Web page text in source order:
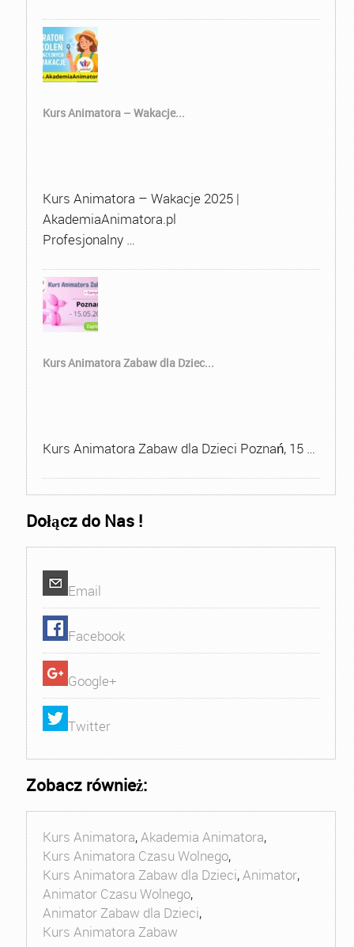
Kurs Animatora – Wakacje...
Kurs Animatora – Wakacje 2025 |
AkademiaAnimatora.pl
Profesjonalny …
Kurs Animatora Zabaw dla Dziec...
Kurs Animatora Zabaw dla Dzieci Poznań, 15 …
Dołącz do Nas !
Email
Facebook
Google+
Twitter
Zobacz również:
Kurs Animatora,Akademia Animatora,
Kurs Animatora Czasu Wolnego,
Kurs Animatora Zabaw dla Dzieci,Animator,
Animator Czasu Wolnego,
Animator Zabaw dla Dzieci,
Kurs Animatora Zabaw